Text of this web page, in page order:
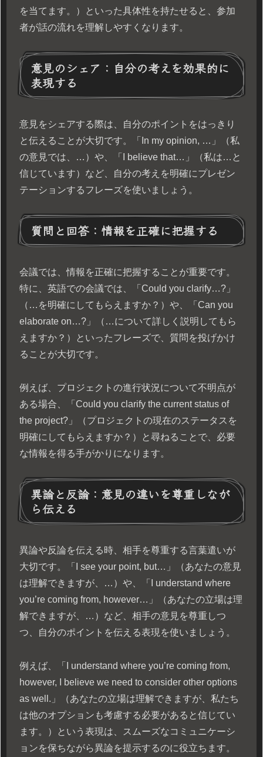
を当てます。）といった具体性を持たせると、参加
者が話の流れを理解しやすくなります。
意見のシェア：自分の考えを効果的に
表現する
意見をシェアする際は、自分のポイントをはっきり
と伝えることが大切です。「In my opinion, …」（私
の意見では、…）や、「I believe that…」（私は…と
信じています）など、自分の考えを明確にプレゼン
テーションするフレーズを使いましょう。
質問と回答：情報を正確に把握する
会議では、情報を正確に把握することが重要です。
特に、英語での会議では、「Could you clarify…?」
（…を明確にしてもらえますか？）や、「Can you
elaborate on…?」（…について詳しく説明してもら
えますか？）といったフレーズで、質問を投げかけ
ることが大切です。
例えば、プロジェクトの進行状況について不明点が
ある場合、「Could you clarify the current status of
the project?」（プロジェクトの現在のステータスを
明確にしてもらえますか？）と尋ねることで、必要
な情報を得る手がかりになります。
異論と反論：意見の違いを尊重しなが
ら伝える
異論や反論を伝える時、相手を尊重する言葉遣いが
大切です。「I see your point, but…」（あなたの意見
は理解できますが、…）や、「I understand where
you’re coming from, however…」（あなたの立場は理
解できますが、…）など、相手の意見を尊重しつ
つ、自分のポイントを伝える表現を使いましょう。
例えば、「I understand where you’re coming from,
however, I believe we need to consider other options
as well.」（あなたの立場は理解できますが、私たち
は他のオプションも考慮する必要があると信じてい
ます。）という表現は、スムーズなコミュニケーシ
ョンを保ちながら異論を提示するのに役立ちます。